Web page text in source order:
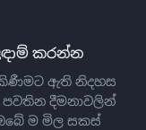
කරන්න
ඇති නිදහස
පවතින දීමනාවලින්
ම මිල සකස්